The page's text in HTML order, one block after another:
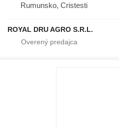
Rumunsko, Cristesti
ROYAL DRU AGRO S.R.L.